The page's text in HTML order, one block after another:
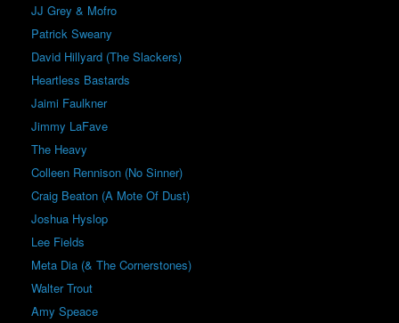
JJ Grey & Mofro
Patrick Sweany
David Hillyard (The Slackers)
Heartless Bastards
Jaimi Faulkner
Jimmy LaFave
The Heavy
Colleen Rennison (No Sinner)
Craig Beaton (A Mote Of Dust)
Joshua Hyslop
Lee Fields
Meta Dia (& The Cornerstones)
Walter Trout
Amy Speace